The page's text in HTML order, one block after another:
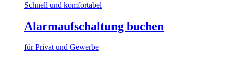
Schnell und komfortabel
Alarmaufschaltung buchen
für Privat und Gewerbe